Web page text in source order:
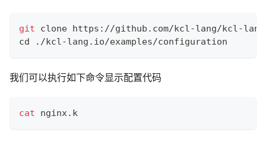
git clone https://github.com/kcl-lang/kcl-
cd ./kcl-lang.io/examples/configuration
我们可以执行如下命令显示配置代码
cat nginx.k